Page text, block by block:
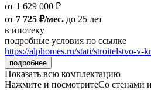
от 1 629 000 ₽
от 7 725 ₽/мес. до 25 лет
в ипотеку
подробные условия по ссылке
https://alphomes.ru/stati/stroitelstvo-v-
подробнее
Показать всю комплектацию
Нажмите и посмотритеСо стенами